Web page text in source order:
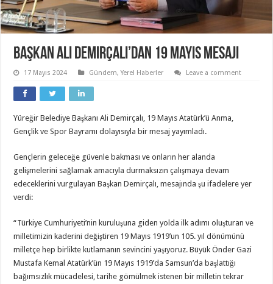
Başkan Ali Demirçalı’dan 19 Mayıs mesajı
17 Mayıs 2024 Gündem,Yerel Haberler Leave a comment
Yüreğir Belediye Başkanı Ali Demirçalı, 19 Mayıs Atatürk’ü Anma,
Gençlik ve Spor Bayramı dolayısıyla bir mesaj yayımladı.
Gençlerin geleceğe güvenle bakması ve onların her alanda
gelişmelerini sağlamak amacıyla durmaksızın çalışmaya devam
edeceklerini vurgulayan Başkan Demirçalı, mesajında şu ifadelere yer
verdi:
“Türkiye Cumhuriyeti’nin kuruluşuna giden yolda ilk adımı oluşturan ve
milletimizin kaderini değiştiren 19 Mayıs 1919’un 105. yıl dönümünü
milletçe hep birlikte kutlamanın sevincini yaşıyoruz. Büyük Önder Gazi
Mustafa Kemal Atatürk’ün 19 Mayıs 1919’da Samsun’da başlattığı
bağımsızlık mücadelesi, tarihe gömülmek istenen bir milletin tekrar